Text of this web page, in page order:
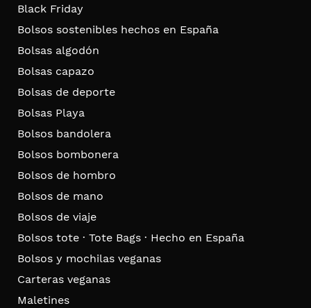
Black Friday
Bolsos sostenibles hechos en España
Bolsas algodón
Bolsas capazo
Bolsas de deporte
Bolsas Playa
Bolsos bandolera
Bolsos bombonera
Bolsos de hombro
Bolsos de mano
Bolsos de viaje
Bolsos tote · Tote Bags · Hecho en España
Bolsos y mochilas veganas
Carteras veganas
Maletines